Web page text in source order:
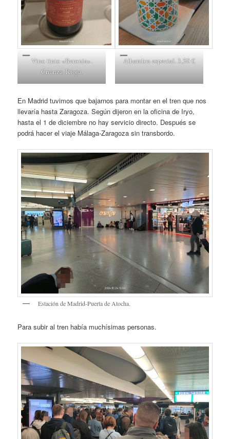
Vino tinto «Beronia».
Crianza. Rioja.
Alhambra especial. 3,50 €
En Madrid tuvimos que bajarnos para montar en el tren que nos
llevaría hasta Zaragoza. Según dijeron en la oficina de Iryo,
hasta el 1 de diciembre no hay servicio directo. Después se
podrá hacer el viaje Málaga-Zaragoza sin transbordo.
Estación de Madrid-Puerta de Atocha.
Para subir al tren había muchísimas personas.